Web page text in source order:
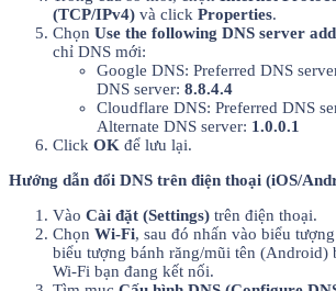
(TCP/IPv4) và click Properties.
Chọn Use the following DNS server
chỉ DNS mới:
Google DNS: Preferred DNS
DNS server: 8.8.4.4
Cloudflare DNS: Preferred DNS
Alternate DNS server: 1.0.0.1
Click OK để lưu lại.
Hướng dẫn đổi DNS trên điện thoại (iOS/
Vào Cài đặt (Settings) trên điện thoại.
Chọn Wi-Fi, sau đó nhấn vào biểu
biểu tượng bánh răng/mũi tên (Android)
Wi-Fi bạn đang kết nối.